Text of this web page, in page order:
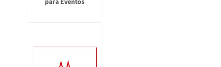
para Eventos